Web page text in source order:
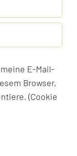
E-Mail-
Browser,
(Cookie